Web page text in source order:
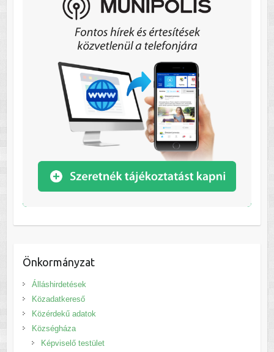
Önkormányzat
Álláshirdetések
Közadatkereső
Közérdekű adatok
Községháza
Képviselő testület